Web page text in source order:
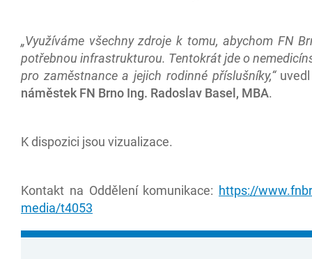
„Využíváme všechny zdroje k tomu, abychom FN
potřebnou infrastrukturou. Tentokrát jde o
pro zaměstnance a jejich rodinné příslušníky,“ uvedl
náměstek FN Brno Ing. Radoslav Basel, MBA.
K dispozici jsou vizualizace.
Kontakt na Oddělení komunikace: https://
media/t4053